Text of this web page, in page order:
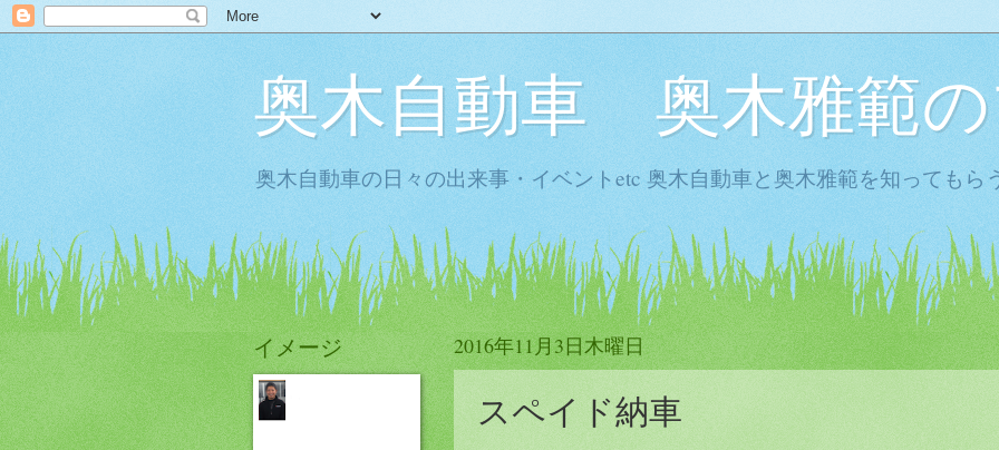
奥木自動車 奥木雅範
奥木自動車の日々の出来事・イベントetc 奥木自動車と奥木雅範を知ってもら
2016年11月3日木曜日
スペイド納車
イメージ